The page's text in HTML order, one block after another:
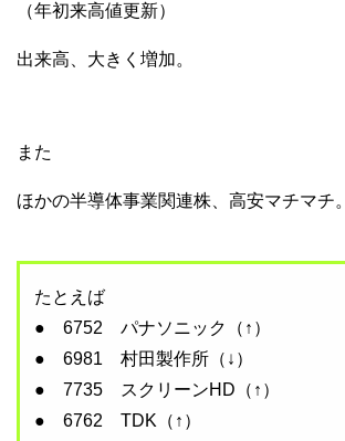
（年初来高値更新）
出来高、大きく増加。
また
ほかの半導体事業関連株、高安マチマチ。
たとえば
● 6752 パナソニック（↑）
● 6981 村田製作所（↓）
● 7735 スクリーンHD（↑）
● 6762 TDK（↑）